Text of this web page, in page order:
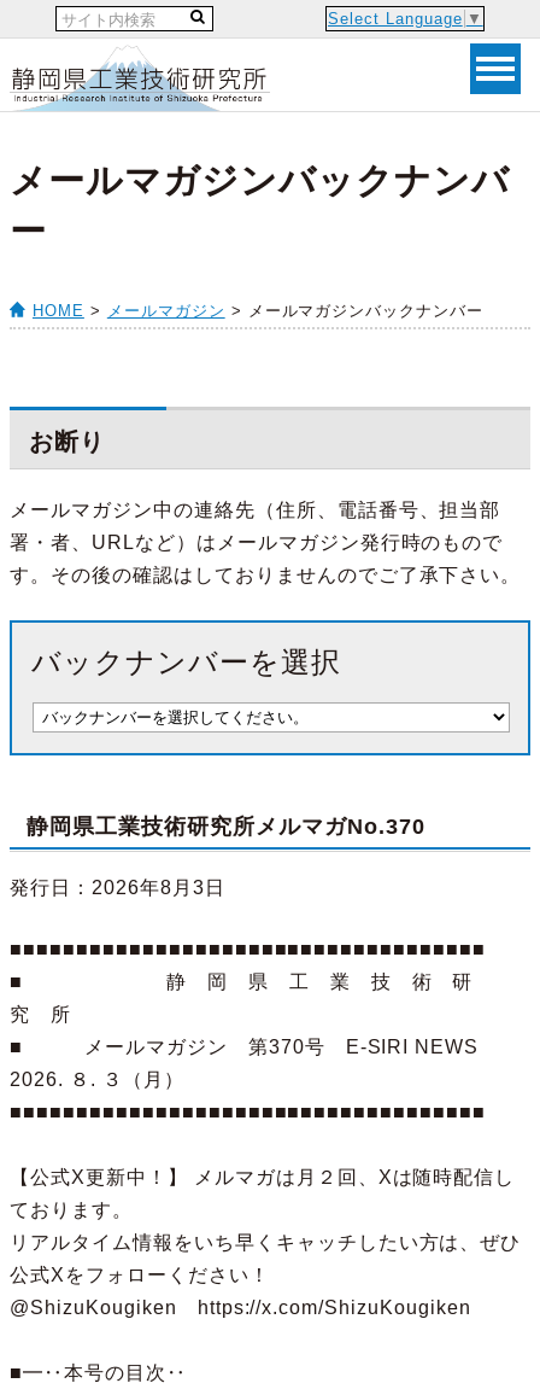
Select Language ▼
メールマガジンバックナンバ
ー
HOME > メールマガジン > メールマガジンバックナンバー
お断り
メールマガジン中の連絡先（住所、電話番号、担当部
署・者、URLなど）はメールマガジン発行時のもので
す。その後の確認はしておりませんのでご了承下さい。
バックナンバーを選択
静岡県工業技術研究所メルマガNo.370
発行日：2026年8月3日
■■■■■■■■■■■■■■■■■■■■■■■■■■■■■■■■■■■■
■　　　　　　　静　岡　県　工　業　技　術　研
究　所
■　　　メールマガジン　第370号　E-SIRI NEWS
2026. ８. ３（月）
■■■■■■■■■■■■■■■■■■■■■■■■■■■■■■■■■■■■
【公式X更新中！】 メルマガは月２回、Xは随時配信し
ております。
リアルタイム情報をいち早くキャッチしたい方は、ぜひ
公式Xをフォローください！
@ShizuKougiken　https://x.com/ShizuKougiken
■━‥本号の目次‥